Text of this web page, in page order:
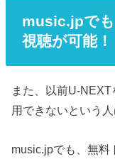
music.jpで
視聴が可能！
また、以前U-
用できないという
music.jpでも、無料